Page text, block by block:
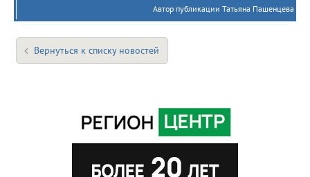
Автор публикации Татьяна Пашенцева
Вернуться к списку новостей